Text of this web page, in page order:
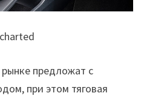
предложат с
при этом тяговая